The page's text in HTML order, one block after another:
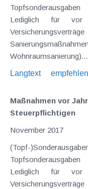
Lediglich für vor dem 1.1.2016 abgeschlossene
Versicherungsverträge
Wohnraumsanierung)...
Langtext
empfehlen
Maßnahmen vor
Steuerpflichtigen
November 2017
(Topf-)Sonderausgaben Die Absetzbarkeit der
Lediglich für vor dem 1.1.2016 abgeschlossene
Versicherungsverträge